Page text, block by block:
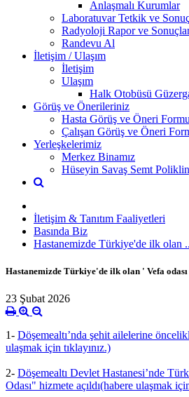
Anlaşmalı Kurumlar
Laboratuvar Tetkik ve
Radyoloji Rapor ve
Randevu Al
İletişim / Ulaşım
İletişim
Ulaşım
Halk Otobüsü
Görüş ve Önerileriniz
Hasta Görüş ve Öneri Formu
Çalışan Görüş ve Öneri
Yerleşkelerimiz
Merkez Binamız
Hüseyin Savaş Semt
İletişim & Tanıtım Faaliyetleri
Basında Biz
Hastanemizde Türkiye'de ilk olan
Hastanemizde Türkiye'de ilk olan ' Vefa odası
23 Şubat 2026
1- Döşemealtı’nda şehit ailelerine
ulaşmak için tıklayınız.)
2- Döşemealtı Devlet Hastanesi’nde
Odası" hizmete açıldı(habere ulaşmak